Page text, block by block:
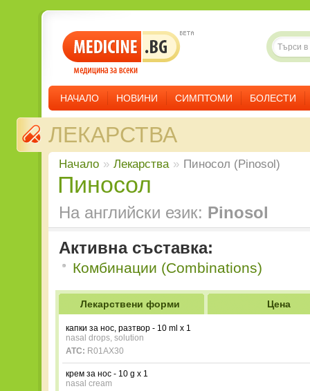
НАЧАЛО НОВИНИ СИМПТОМИ БОЛЕСТИ
ЛЕКАРСТВА
Начало » Лекарства » Пиносол (Pinosol)
Пиносол
На английски език: Pinosol
Активна съставка:
Комбинации (Combinations)
Лекарствени форми Цена
капки за нос, разтвор - 10 ml x 1
nasal drops, solution
ATC: R01AX30
крем за нос - 10 g x 1
nasal cream